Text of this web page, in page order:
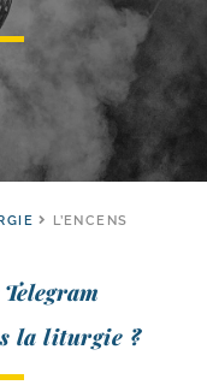
L’ENCENS
la liturgie ?